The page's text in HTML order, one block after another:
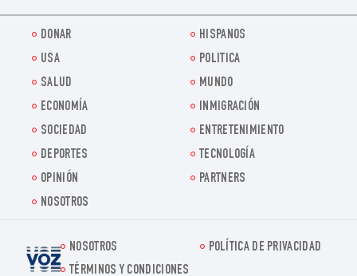
DONAR
HISPANOS
USA
POLITICA
SALUD
MUNDO
ECONOMÍA
INMIGRACIÓN
SOCIEDAD
ENTRETENIMIENTO
DEPORTES
TECNOLOGÍA
OPINIÓN
PARTNERS
NOSOTROS
Voz.us
NOSOTROS
POLÍTICA DE PRIVACIDAD
TÉRMINOS Y CONDICIONES